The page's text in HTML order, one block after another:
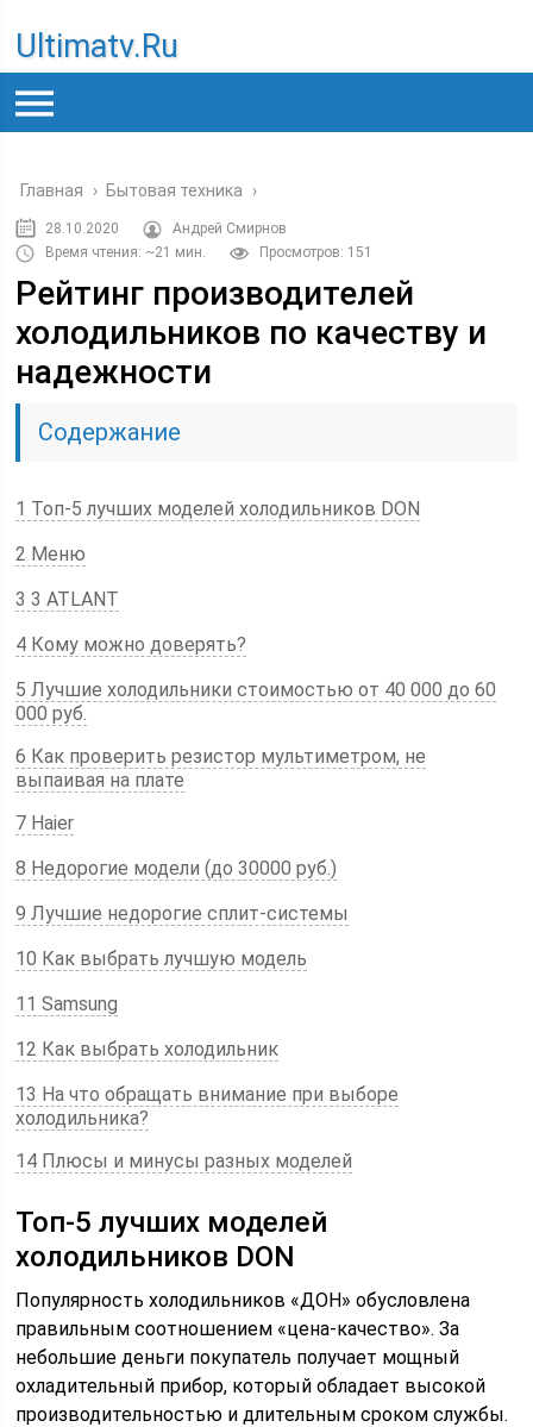
Ultimatv.ru
Главная › Бытовая техника ›
28.10.2020
Андрей Смирнов
Время чтения: ~21 мин.
Просмотров: 151
Рейтинг производителей
холодильников по качеству и
надежности
Содержание
1 Топ-5 лучших моделей холодильников DON
2 Меню
3 3 ATLANT
4 Кому можно доверять?
5 Лучшие холодильники стоимостью от 40 000 до 60
000 руб.
6 Как проверить резистор мультиметром, не
выпаивая на плате
7 Haier
8 Недорогие модели (до 30000 руб.)
9 Лучшие недорогие сплит-системы
10 Как выбрать лучшую модель
11 Samsung
12 Как выбрать холодильник
13 На что обращать внимание при выборе
холодильника?
14 Плюсы и минусы разных моделей
Топ-5 лучших моделей
холодильников DON
Популярность холодильников «ДОН» обусловлена
правильным соотношением «цена-качество». За
небольшие деньги покупатель получает мощный
охладительный прибор, который обладает высокой
производительностью и длительным сроком службы.